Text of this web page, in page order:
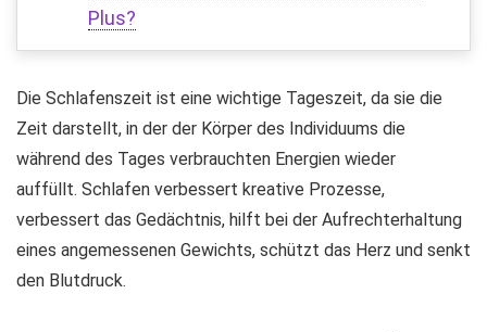
Plus?
Die Schlafenszeit ist eine wichtige Tageszeit, da sie die
Zeit darstellt, in der der Körper des Individuums die
während des Tages verbrauchten Energien wieder
auffüllt. Schlafen verbessert kreative Prozesse,
verbessert das Gedächtnis, hilft bei der Aufrechterhaltung
eines angemessenen Gewichts, schützt das Herz und senkt
den Blutdruck.